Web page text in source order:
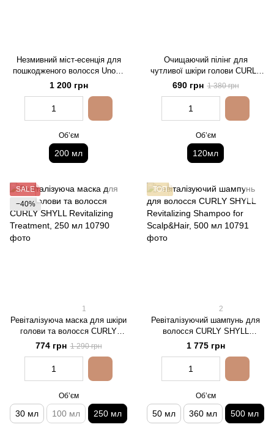
Незмивний міст-есенція для
пошкодженого волосся Unove
Water Essence Mist
1 200 грн
Обʼєм
200 мл
Очищаючий пілінг для
чутливої шкіри голови CURLY
SHYLL REFRESHING SCALER
for Sensitive Scalp
690 грн 1 380 грн
Обʼєм
120мл
SALE
−40%
1
Ревіталізуюча маска для шкіри
голови та волосся CURLY
SHYLL Revitalizing Treatment,
250 мл
774 грн 1 290 грн
Обʼєм
30 мл 100 мл 250 мл
ТОП
2
Ревіталізуючий шампунь для
волосся CURLY SHYLL
Revitalizing Shampoo for
Scalp&Hair, 500 мл
1 775 грн
Обʼєм
50 мл 360 мл 500 мл